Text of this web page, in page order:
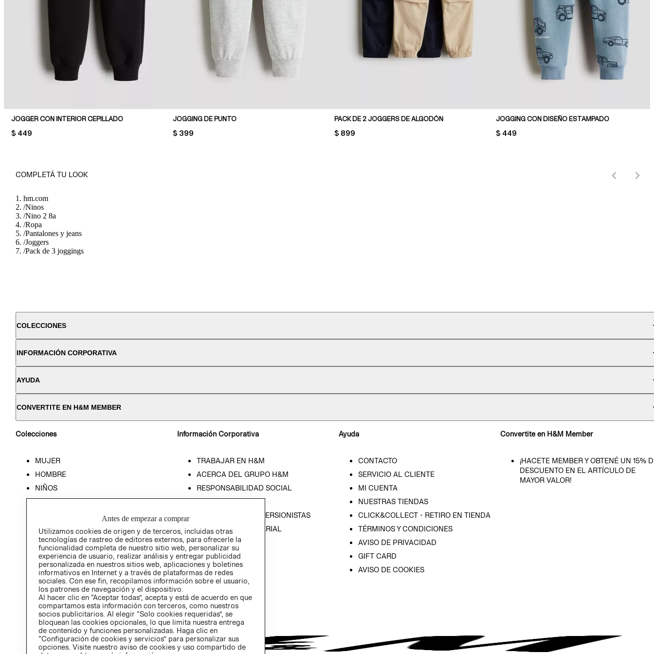
JOGGER CON INTERIOR CEPILLADO
PRICE:
$ 449
JOGGING DE PUNTO
PRICE:
$ 399
PACK DE 2 JOGGERS DE ALGODÓN
PRICE:
$ 899
JOGGING CON DISEÑO ESTAMPADO
PRICE:
$ 449
COMPLETÁ TU LOOK
hm.com
/Ninos
/Nino 2 8a
/Ropa
/Pantalones y jeans
/Joggers
/Pack de 3 joggings
COLECCIONES
INFORMACIÓN CORPORATIVA
AYUDA
CONVERTITE EN H&M MEMBER
Colecciones
MUJER
HOMBRE
NIÑOS
HOME
Información Corporativa
TRABAJAR EN H&M
ACERCA DEL GRUPO H&M
RESPONSABILIDAD SOCIAL
PRENSA
RELACIÓN CON INVERSIONISTAS
POLÍTICA EMPRESARIAL
Ayuda
CONTACTO
SERVICIO AL CLIENTE
MI CUENTA
NUESTRAS TIENDAS
CLICK&COLLECT - RETIRO EN TIENDA
TÉRMINOS Y CONDICIONES
AVISO DE PRIVACIDAD
GIFT CARD
AVISO DE COOKIES
Convertite en H&M Member
¡HACETE MEMBER Y OBTENÉ UN 15%
DESCUENTO EN EL ARTÍCULO DE
MAYOR VALOR!
Antes de empezar a comprar
Utilizamos cookies de origen y de terceros, incluidas otras
tecnologías de rastreo de editores externos, para ofrecerle la
funcionalidad completa de nuestro sitio web, personalizar su
experiencia de usuario, realizar análisis y entregar publicidad
personalizada en nuestros sitios web, aplicaciones y boletines
informativos en Internet y a través de plataformas de redes
sociales. Con ese fin, recopilamos información sobre el usuario,
los patrones de navegación y el dispositivo.
Al hacer clic en “Aceptar todas”, acepta y está de acuerdo en que
compartamos esta información con terceros, como nuestros
socios publicitarios. Al elegir “Solo cookies requeridas”, se
bloquean las cookies opcionales, lo que limita nuestra entrega
de contenido y funciones personalizadas. Haga clic en
“Configuración de cookies y servicios” para personalizar sus
opciones. Visite nuestro aviso de cookies y uso compartido de